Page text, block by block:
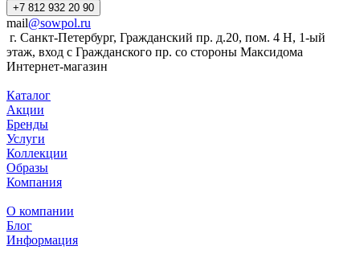
+7 812 932 20 90
mail@sowpol.ru
г. Санкт-Петербург, Гражданский пр. д.20, пом. 4 Н, 1-ый
этаж, вход с Гражданского пр. со стороны Максидома
Интернет-магазин
Каталог
Акции
Бренды
Услуги
Коллекции
Образы
Компания
О компании
Блог
Информация